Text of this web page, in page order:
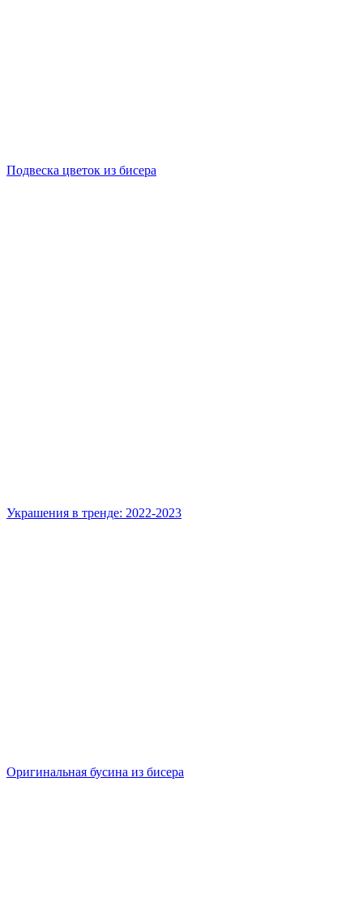
Подвеска цветок из бисера
Украшения в тренде: 2022-2023
Оригинальная бусина из бисера